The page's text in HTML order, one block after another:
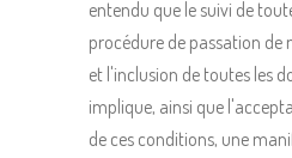
entendu que le suivi de
procédure de passation de
et l'inclusion de toutes les
implique, ainsi que
de ces conditions, une